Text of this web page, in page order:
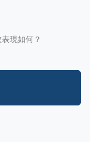
現如何？